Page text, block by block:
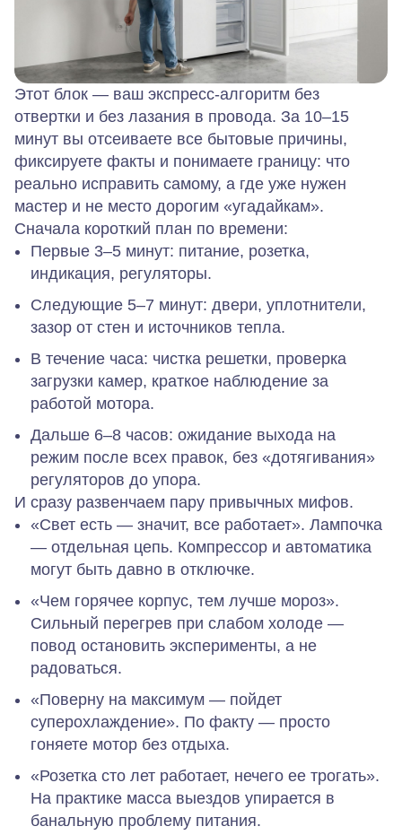
Этот блок — ваш экспресс‑алгоритм без
отвертки и без лазания в провода. За 10–15
минут вы отсеиваете все бытовые причины,
фиксируете факты и понимаете границу: что
реально исправить самому, а где уже нужен
мастер и не место дорогим «угадайкам».
Сначала короткий план по времени:
Первые 3–5 минут: питание, розетка,
индикация, регуляторы.
Следующие 5–7 минут: двери, уплотнители,
зазор от стен и источников тепла.
В течение часа: чистка решетки, проверка
загрузки камер, краткое наблюдение за
работой мотора.
Дальше 6–8 часов: ожидание выхода на
режим после всех правок, без «дотягивания»
регуляторов до упора.
И сразу развенчаем пару привычных мифов.
«Свет есть — значит, все работает». Лампочка
— отдельная цепь. Компрессор и автоматика
могут быть давно в отключке.
«Чем горячее корпус, тем лучше мороз».
Сильный перегрев при слабом холоде —
повод остановить эксперименты, а не
радоваться.
«Поверну на максимум — пойдет
суперохлаждение». По факту — просто
гоняете мотор без отдыха.
«Розетка сто лет работает, нечего ее трогать».
На практике масса выездов упирается в
банальную проблему питания.